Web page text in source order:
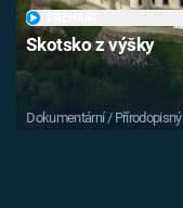
Skotsko z výšky
Dokumentární / Přírodopisný